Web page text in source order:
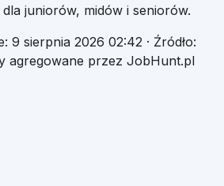
juniorów, midów i seniorów.
9 sierpnia 2026 02:42 · Źródło:
agregowane przez JobHunt.pl